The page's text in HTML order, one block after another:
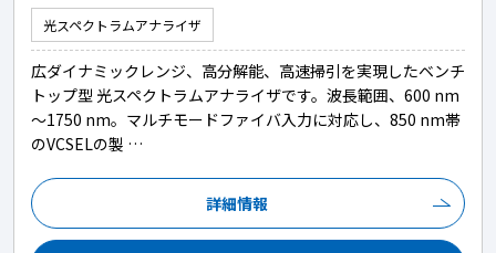
光スペクトラムアナライザ
広ダイナミックレンジ、高分解能、高速掃引を実現したベンチ
トップ型 光スペクトラムアナライザです。波長範囲、600 nm
～1750 nm。マルチモードファイバ入力に対応し、850 nm帯
のVCSELの製 …
詳細情報